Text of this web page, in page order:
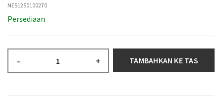
NE51250100270
Persediaan
– + TAMBAHKAN KE TAS